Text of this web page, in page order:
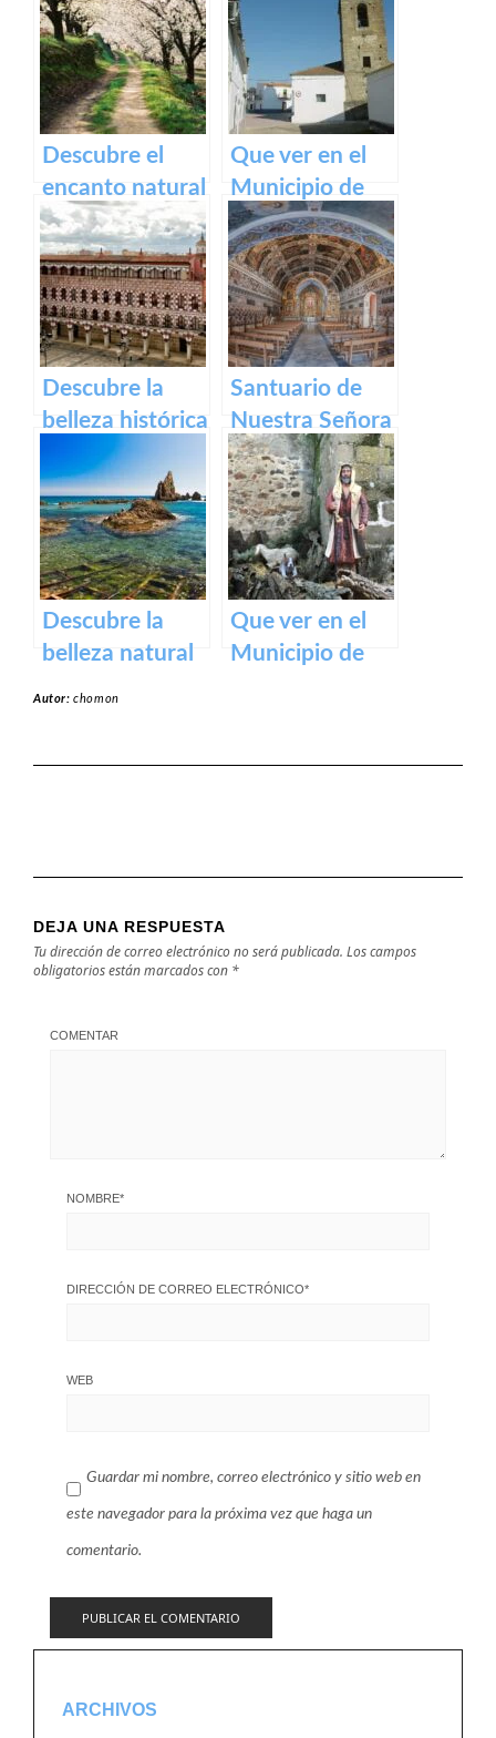
de Cáceres:
turismo cultural
en tu próxima
visita
Puente Romano
de Alcántara
Descubre el
encanto natural
del Valle del
Jerte – Turismo
y actividades al
aire libre
Que ver en el
Municipio de
Alcollarín en
caceres
Descubre la
belleza histórica
y cultural de
Plaza Alta de
Badajoz
Santuario de
Nuestra Señora
del Ara:
Historia,
devoción y
turismo en
España
Descubre la
belleza natural
Que ver en el
Municipio de
Autor:chomon
DEJA UNA RESPUESTA
Tu dirección de correo electrónico no será publicada. Los campos
obligatorios están marcados con *
COMENTAR
NOMBRE*
DIRECCIÓN DE CORREO ELECTRÓNICO*
WEB
Guardar mi nombre, correo electrónico y sitio web en
este navegador para la próxima vez que haga un
comentario.
ARCHIVOS